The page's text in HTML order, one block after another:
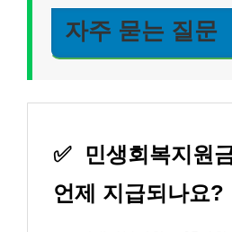
자주 묻는 질문
✅
민생회복지원
언제 지급되나요?